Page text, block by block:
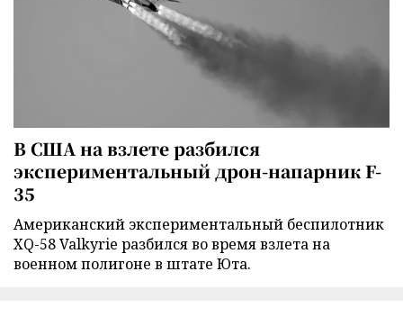
В США на взлете разбился
экспериментальный дрон-напарник F-
35
Американский экспериментальный беспилотник
XQ-58 Valkyrie разбился во время взлета на
военном полигоне в штате Юта.